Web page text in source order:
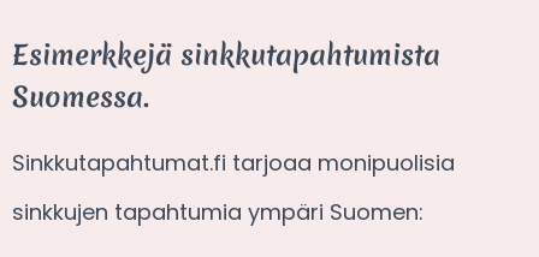
Esimerkkejä sinkkutapahtumista
Suomessa.
Sinkkutapahtumat.fi tarjoaa monipuolisia
sinkkujen tapahtumia ympäri Suomen: